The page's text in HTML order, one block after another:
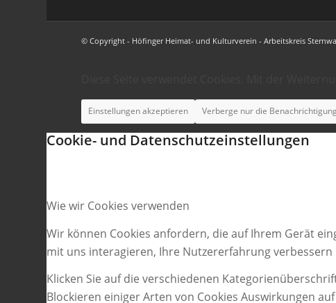
© Copyright - Höfinger Heimat- und Kulturverein - Arbeitskreis
Einstellungen akzeptieren Verberge nur die Benachrichtigung
Cookie- und Datenschutzeinstellungen
Wie wir Cookies verwenden
Wir können Cookies anfordern, die auf Ihrem Gerät
mit uns interagieren, Ihre Nutzererfahrung
Klicken Sie auf die verschiedenen
Blockieren einiger Arten von Cookies Auswirkungen